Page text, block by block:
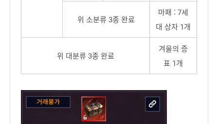
위 소분류 3종 완료
마패 : 7세
대 상자 1개
위 대분류 3종 완료
겨울의 증
표 1개